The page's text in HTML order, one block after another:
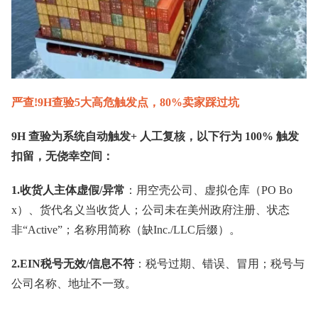
严查!9H查验5大高危触发点，80%卖家踩过坑
9H 查验为系统自动触发+ 人工复核，以下行为 100% 触发
扣留，无侥幸空间：
1.收货人主体虚假/异常 ：用空壳公司、虚拟仓库（PO Bo
x）、货代名义当收货人；公司未在美州政府注册、状态
非“Active”；名称用简称（缺Inc./LLC后缀）。
2.EIN税号无效/信息不符 ：税号过期、错误、冒用；税号与
公司名称、地址不一致。